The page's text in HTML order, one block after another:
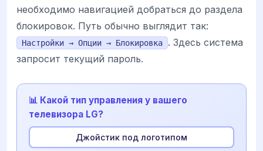
необходимо навигацией добраться до раздела
блокировок. Путь обычно выглядит так:
Настройки → Опции → Блокировка
. Здесь система
запросит текущий пароль.
📊 Какой тип управления у вашего
телевизора LG?
Джойстик под логотипом